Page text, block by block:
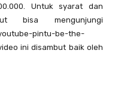
Untuk syarat dan
bisa mengunjungi
pintu-be-the-
ini disambut baik oleh